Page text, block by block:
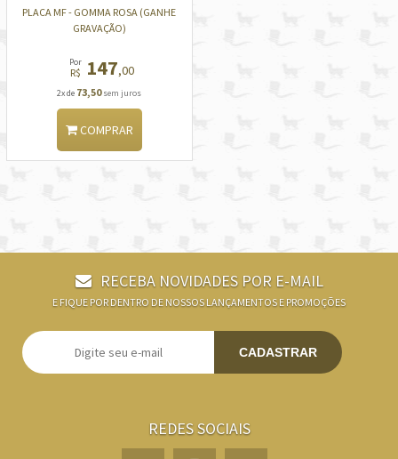
PLACA MF - GOMMA ROSA (GANHE
GRAVAÇÃO)
Por
R$ 147,00
2x de 73,50sem juros
COMPRAR
RECEBA NOVIDADES POR E-MAIL
E FIQUE POR DENTRO DE NOSSOS LANÇAMENTOS E PROMOÇÕES
CADASTRAR
REDES SOCIAIS